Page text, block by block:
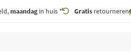
maandagin huis * Gratis retourneren